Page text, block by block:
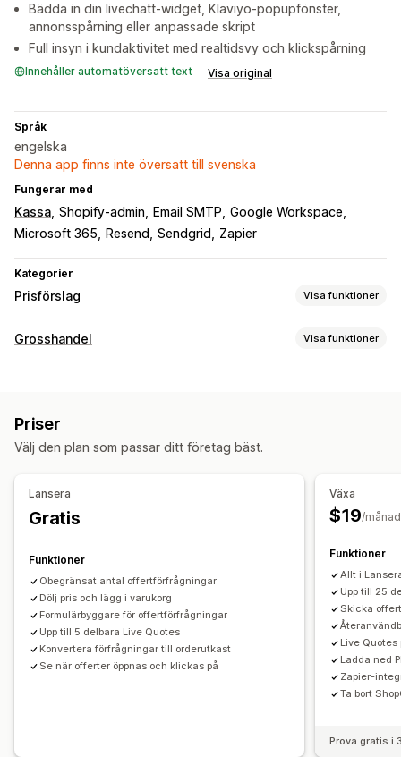
Bädda in din livechatt-widget, Klaviyo-popupfönster,
annonsspårning eller anpassade skript
Full insyn i kundaktivitet med realtidsvy och klickspårning
Innehåller automatöversatt text Visa original
Språk
engelska
Denna app finns inte översatt till svenska
Fungerar med
Kassa Shopify-admin Email SMTP Google Workspace
Microsoft 365
Resend Sendgrid Zapier
Kategorier
Prisförslag Visa funktioner
Prissättningsregler
Anpassning
Anpassad visning
Knappar
Offertformulär
Aviseringar
Administratörsvarningar
Automatiserade e-postsvar
Grosshandel Visa funktioner
Priser
Välj den plan som passar ditt företag bäst.
Lansera
Gratis
Funktioner
Obegränsat antal offertförfrågningar
Dölj pris och lägg i varukorg
Formulärbyggare för offertförfrågningar
Upp till 5 delbara Live Quotes
Konvertera förfrågningar till orderutkast
Se när offerter öppnas och klickas på
Växa
$19/månad
Funktioner
Allt i
Upp till 25
Skicka
Live
Ladda ned
Zapier-
Ta bort
Prova gratis i